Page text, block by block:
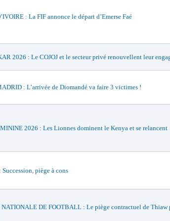
: La FIF annonce le départ d’Emerse Faé
2026 : Le COJOJ et le secteur privé renouvellent leur
: L’arrivée de Diomandé va faire 3 victimes !
2026 : Les Lionnes dominent le Kenya et se relancent
piège à cons
NATIONALE DE FOOTBALL : Le piège contractuel de Thiaw